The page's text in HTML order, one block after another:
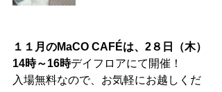
１１月のMaCO CAFÉは、2８日（木）
14時～16時デイフロアにて開催！
入場無料なので、お気軽にお越しくだ